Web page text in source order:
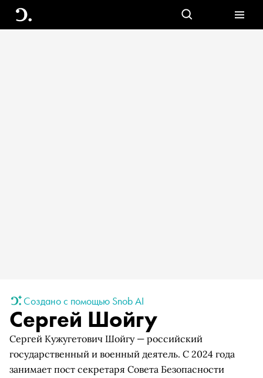
Создано с помощью Snob AI
Сергей Шойгу
Сергей Кужугетович Шойгу — российский
государственный и военный деятель. С 2024 года
занимает пост секретаря Совета Безопасности